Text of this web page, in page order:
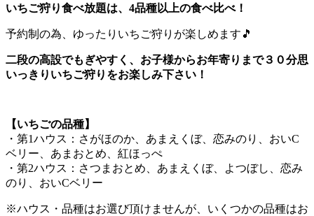
いちご狩り食べ放題は、4品種以上の食べ比べ！
予約制の為、ゆったりいちご狩りが楽しめます🎵
二段の高設でもぎやすく、お子様からお年寄りまで３０分思
いっきりいちご狩りをお楽しみ下さい！
【いちごの品種】
・第1ハウス：さがほのか、あまえくぼ、恋みのり、おいC
ベリー、あまおとめ、紅ほっぺ
・第2ハウス：さつまおとめ、あまえくぼ、よつぼし、恋み
のり、おいCベリー
※ハウス・品種はお選び頂けませんが、いくつかの品種はお